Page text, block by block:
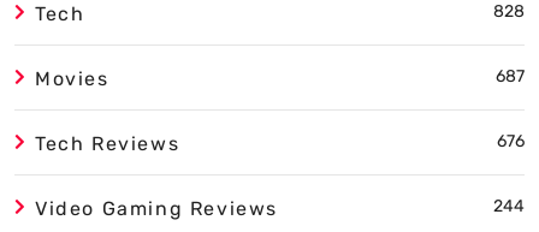
Tech 828
Movies 687
Tech Reviews 676
Video Gaming Reviews 244